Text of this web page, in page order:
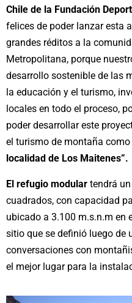
Chile de la Fundación
felices de poder lanzar esta
grandes réditos a la
Metropolitana, porque
desarrollo sostenible de las
la educación y el turismo,
locales en todo el proceso,
poder desarrollar este
el turismo de montaña como
localidad de Los Maitenes”.
El refugio modular tendrá
cuadrados, con capacidad
ubicado a 3.100 m.s.n.m en
sitio que se definió luego de
conversaciones con
el mejor lugar para la